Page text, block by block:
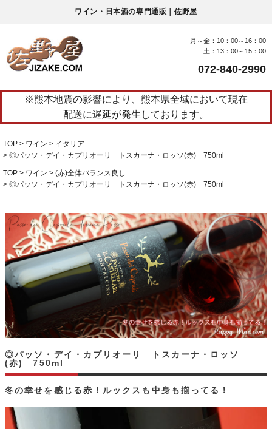
ワイン・日本酒の専門通販｜佐野屋
月～金：10：00～16：00
土：13：00～15：00
072-840-2990
※熊本地震の影響により、熊本県全域において現在
配送に遅延が発生しております。
TOP ワイン
イタリア
◎パッソ・デイ・カプリオーリ トスカーナ・ロッソ(赤) 750ml
TOP ワイン
(赤)全体バランス良し
◎パッソ・デイ・カプリオーリ トスカーナ・ロッソ(赤) 750ml
冬の幸せを感じる赤！ルックスも中身も揃ってる！
◎パッソ・デイ・カプリオーリ トスカーナ・ロッソ
(赤) 750ml